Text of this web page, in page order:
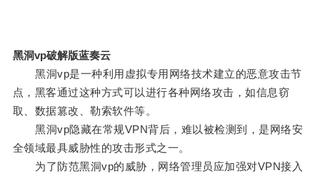
黑洞vp破解版蓝奏云
黑洞vp是一种利用虚拟专用网络技术建立的恶意攻击节
点，黑客通过这种方式可以进行各种网络攻击，如信息窃
取、数据篡改、勒索软件等。
黑洞vp隐藏在常规VPN背后，难以被检测到，是网络安
全领域最具威胁性的攻击形式之一。
为了防范黑洞vp的威胁，网络管理员应加强对VPN接入